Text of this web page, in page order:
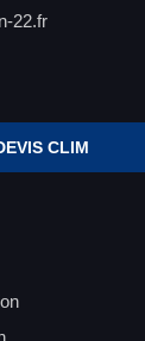
22.fr
CLIM